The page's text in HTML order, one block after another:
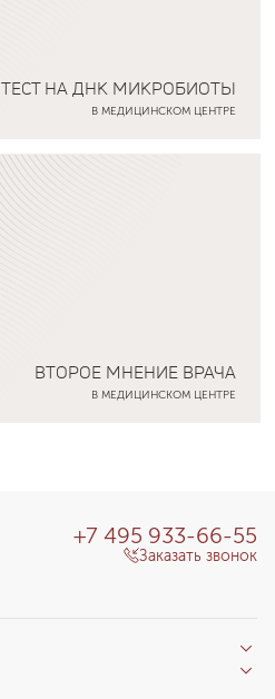
ТЕСТ НА ДНК МИКРОБИОТЫ
В МЕДИЦИНСКОМ ЦЕНТРЕ
ВТОРОЕ МНЕНИЕ ВРАЧА
В МЕДИЦИНСКОМ ЦЕНТРЕ
+7 495 933-66-55
Заказать звонок